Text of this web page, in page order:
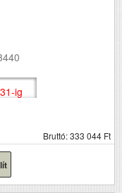
ig
Bruttó: 333 044 Ft